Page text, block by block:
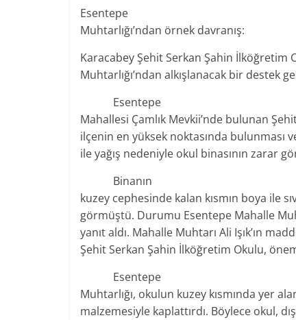
Esentepe
Muhtarlığı’ndan örnek davranış:
Karacabey Şehit Serkan Şahin İlköğretim
Muhtarlığı’ndan alkışlanacak bir destek
Esentepe
Mahallesi Çamlık Mevkii’nde bulunan
ilçenin en yüksek noktasında bulunması
ile yağış nedeniyle okul binasının zarar
Binanın
kuzey cephesinde kalan kısmın boya ile
görmüştü. Durumu Esentepe Mahalle
yanıt aldı. Mahalle Muhtarı Ali Işık’ın
Şehit Serkan Şahin İlköğretim Okulu,
Esentepe
Muhtarlığı, okulun kuzey kısmında yer
malzemesiyle kaplattırdı. Böylece okul,